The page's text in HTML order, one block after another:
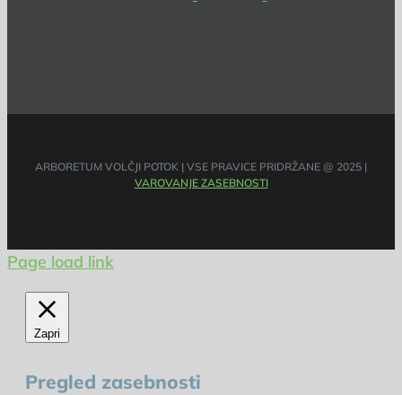
ARBORETUM VOLČJI POTOK | VSE PRAVICE PRIDRŽANE @ 2025 |
VAROVANJE ZASEBNOSTI
Page load link
Zapri
Pregled zasebnosti